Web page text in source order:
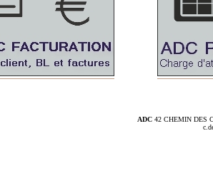
ADC 42 CHEMIN DES